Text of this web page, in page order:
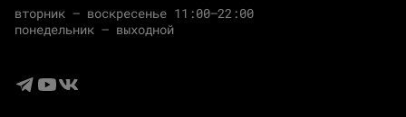
вторник — воскресенье 11:00–22:00
понедельник — выходной